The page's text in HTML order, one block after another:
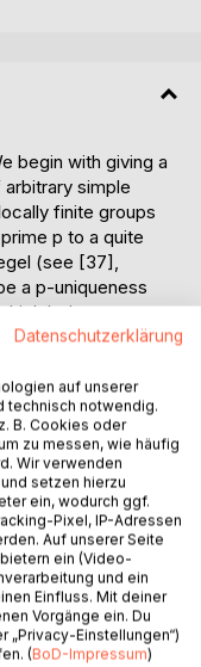
begin with giving a
simple
finite groups
p to a quite
(see [37],
a p-uniqueness
belongs to one
Then the rank of S
unbounded ones
groups. We
19 families, the
type, and
part presents a
proofs are by
the conjecture
covers and *-
Datenschutzerklärung
auf unserer
technisch notwendig.
B. Cookies oder
zu messen, wie häufig
Wir verwenden
setzen hierzu
ein, wodurch ggf.
Pixel, IP-Adressen
Auf unserer Seite
ein (Video-
und ein
Einfluss. Mit deiner
Vorgänge ein. Du
„Privacy-Einstellungen“)
(BoD-Impressum)